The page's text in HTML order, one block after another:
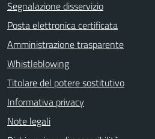
Segnalazione disservizio
Posta elettronica certificata
Amministrazione trasparente
Whistleblowing
Titolare del potere sostitutivo
Informativa privacy
Note legali